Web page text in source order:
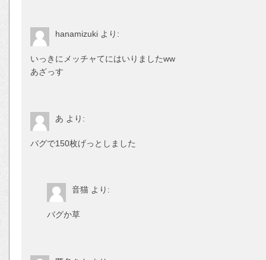
hanamizuki より:
いっきにメッチャてにはいりましたww
あざっす
あ より:
バグで150枚げっとしました
音猫 より:
バグか草